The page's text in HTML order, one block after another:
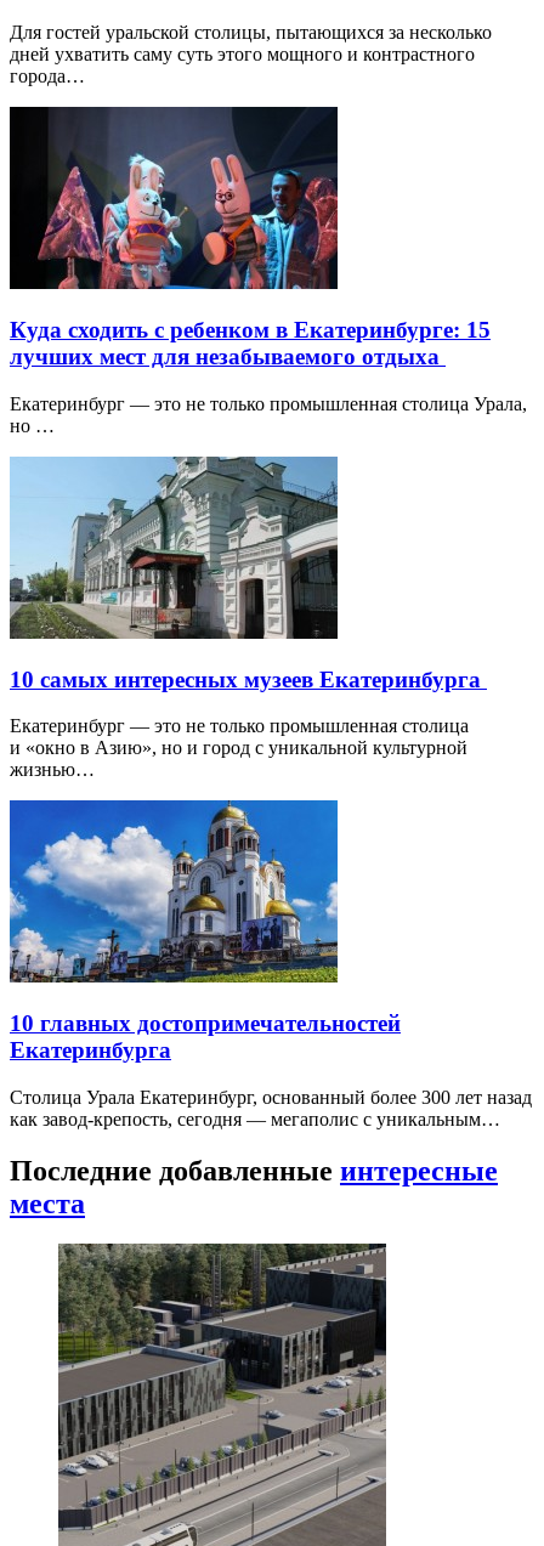
Для гостей уральской столицы, пытающихся за несколько
дней ухватить саму суть этого мощного и контрастного
города…
Куда сходить с ребенком в Екатеринбурге: 15
лучших мест для незабываемого отдыха
Екатеринбург — это не только промышленная столица Урала,
но …
10 самых интересных музеев Екатеринбурга
Екатеринбург — это не только промышленная столица
и «окно в Азию», но и город с уникальной культурной
жизнью…
10 главных достопримечательностей
Екатеринбурга
Столица Урала Екатеринбург, основанный более 300 лет назад
как завод-крепость, сегодня — мегаполис с уникальным…
Последние добавленные интересные
места